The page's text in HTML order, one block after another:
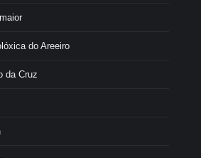
do Areeiro
da Cruz